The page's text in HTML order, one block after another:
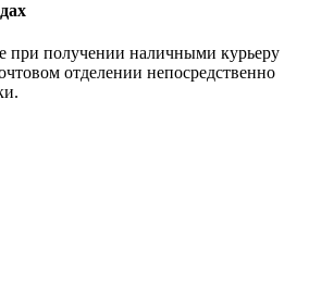
при получении наличными курьеру
отделении непосредственно